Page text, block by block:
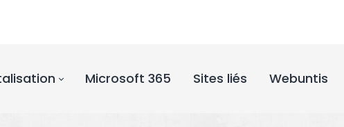
Microsoft 365 Sites liés Webuntis